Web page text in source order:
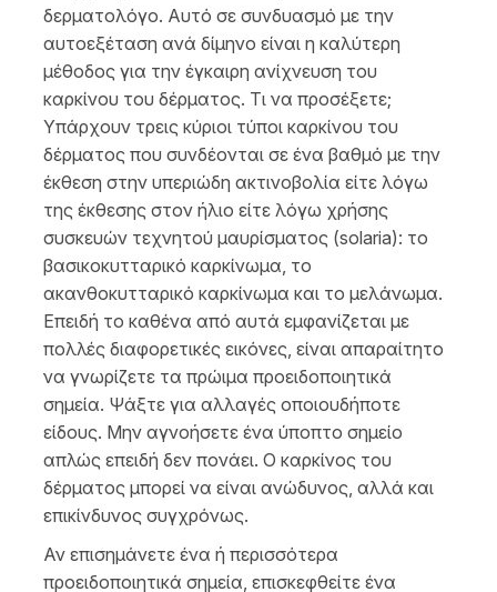
δερματολόγο. Αυτό σε συνδυασμό με την
αυτοεξέταση ανά δίμηνο είναι η καλύτερη
μέθοδος για την έγκαιρη ανίχνευση του
καρκίνου του δέρματος. Τι να προσέξετε;
Υπάρχουν τρεις κύριοι τύποι καρκίνου του
δέρματος που συνδέονται σε ένα βαθμό με την
έκθεση στην υπεριώδη ακτινοβολία είτε λόγω
της έκθεσης στον ήλιο είτε λόγω χρήσης
συσκευών τεχνητού μαυρίσματος (solaria): το
βασικοκυτταρικό καρκίνωμα, το
ακανθοκυτταρικό καρκίνωμα και το μελάνωμα.
Επειδή το καθένα από αυτά εμφανίζεται με
πολλές διαφορετικές εικόνες, είναι απαραίτητο
να γνωρίζετε τα πρώιμα προειδοποιητικά
σημεία. Ψάξτε για αλλαγές οποιουδήποτε
είδους. Μην αγνοήσετε ένα ύποπτο σημείο
απλώς επειδή δεν πονάει. Ο καρκίνος του
δέρματος μπορεί να είναι ανώδυνος, αλλά και
επικίνδυνος συγχρόνως.
Αν επισημάνετε ένα ή περισσότερα
προειδοποιητικά σημεία, επισκεφθείτε ένα